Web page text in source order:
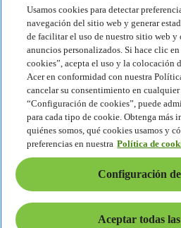
Sostenibilidad
Sostenibilidad
Responsabilidad social
Huella de carbono del producto
Proyecto Humanity
Earthion
Política de privacidad
Política de cookies
Aviso legal
Información legal adicional
Política de accesibilidad
Configuración de cookies
América Latina - Español
Usamos cookies para detectar
navegación del sitio web y generar
de facilitar el uso de nuestro sitio web
anuncios personalizados. Si hace clic
cookies”, acepta el uso y la colocación
Acer en conformidad con nuestra
cancelar su consentimiento en
“Configuración de cookies”, puede
para cada tipo de cookie. Obtenga más
quiénes somos, qué cookies usamos y
preferencias en nuestra Política de
Configuración
Aceptar todas